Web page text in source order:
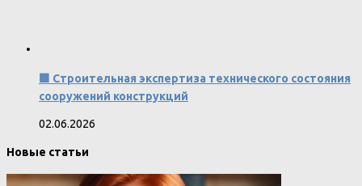
🟩 Строительная экспертиза технического состояния
сооружений конструкций
02.06.2026
Новые статьи